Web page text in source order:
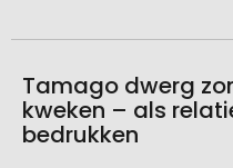
Tamago dwerg
kweken – als
bedrukken